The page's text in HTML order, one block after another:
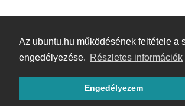
Az ubuntu.hu működésének feltétele a
engedélyezése. Részletes információk
Engedélyezem
Hoppá! Valami hiba történt. Frissítse az oldalt